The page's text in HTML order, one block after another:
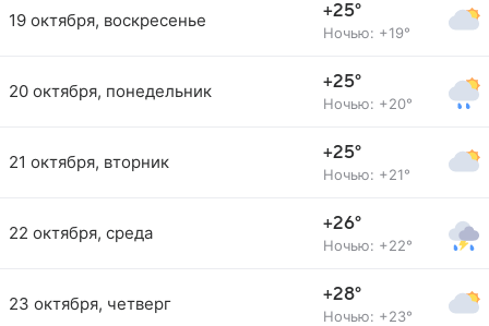
19 октября, воскресенье +25°
Ночью: +19°
20 октября, понедельник +25°
Ночью: +20°
21 октября, вторник +25°
Ночью: +21°
22 октября, среда +26°
Ночью: +22°
23 октября, четверг +28°
Ночью: +23°